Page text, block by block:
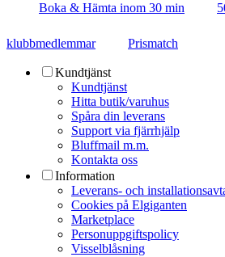
Boka & Hämta inom 30 min
klubbmedlemmar Prismatch
Kundtjänst
Kundtjänst
Hitta butik/varuhus
Spåra din leverans
Support via fjärrhjälp
Bluffmail m.m.
Kontakta oss
Information
Leverans- och
Cookies på Elgiganten
Marketplace
Personuppgiftspolicy
Visselblåsning